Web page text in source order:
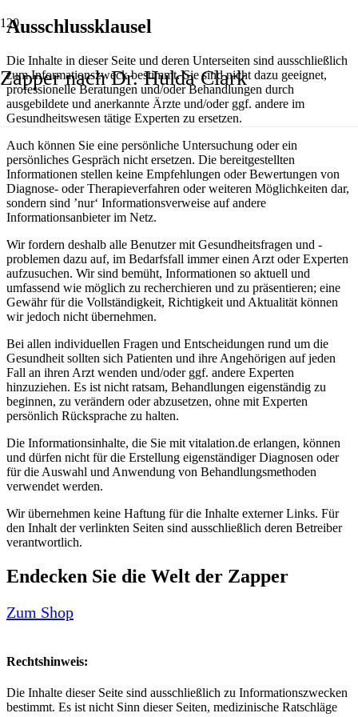
Zapper nach Dr. Hulda Clark
Ausschlussklausel
Die Inhalte in dieser Seite und deren Unterseiten sind ausschließlich
zum Informationszweck bestimmt. Sie sind nicht dazu geeignet,
professionelle Beratungen und/oder Behandlungen durch
ausgebildete und anerkannte Ärzte und/oder ggf. andere im
Gesundheitswesen tätige Experten zu ersetzen.
Auch können Sie eine persönliche Untersuchung oder ein
persönliches Gespräch nicht ersetzen. Die bereitgestellten
Informationen stellen keine Empfehlungen oder Bewertungen von
Diagnose- oder Therapieverfahren oder weiteren Möglichkeiten dar,
sondern sind ’nur‘ Informationsverweise auf andere
Informationsanbieter im Netz.
Wir fordern deshalb alle Benutzer mit Gesundheitsfragen und -
problemen dazu auf, im Bedarfsfall immer einen Arzt oder Experten
aufzusuchen. Wir sind bemüht, Informationen so aktuell und
umfassend wie möglich zu recherchieren und zu präsentieren; eine
Gewähr für die Vollständigkeit, Richtigkeit und Aktualität können
wir jedoch nicht übernehmen.
Bei allen individuellen Fragen und Entscheidungen rund um die
Gesundheit sollten sich Patienten und ihre Angehörigen auf jeden
Fall an ihren Arzt wenden und/oder ggf. andere Experten
hinzuziehen. Es ist nicht ratsam, Behandlungen eigenständig zu
beginnen, zu verändern oder abzusetzen, ohne mit Experten
persönlich Rücksprache zu halten.
Die Informationsinhalte, die Sie mit vitalation.de erlangen, können
und dürfen nicht für die Erstellung eigenständiger Diagnosen oder
für die Auswahl und Anwendung von Behandlungsmethoden
verwendet werden.
Wir übernehmen keine Haftung für die Inhalte externer Links. Für
den Inhalt der verlinkten Seiten sind ausschließlich deren Betreiber
verantwortlich.
Endecken Sie die Welt der Zapper
Zum Shop
Rechtshinweis:
Die Inhalte dieser Seite sind ausschließlich zu Informationszwecken
bestimmt. Es ist nicht Sinn dieser Seiten, medizinische Ratschläge